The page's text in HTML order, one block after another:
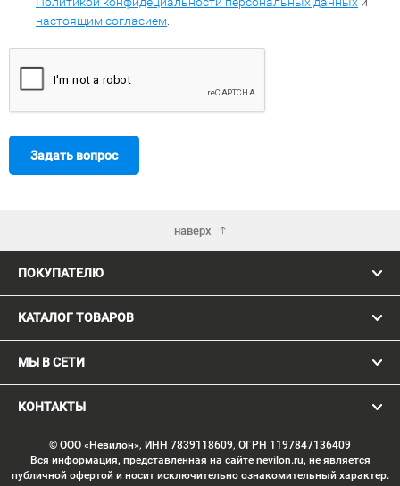
настоящим согласием
Задать вопрос
наверх
ПОКУПАТЕЛЮ
КАТАЛОГ ТОВАРОВ
МЫ В СЕТИ
КОНТАКТЫ
© ООО «Невилон», ИНН 7839118609, ОГРН 1197847136409
Вся информация, представленная на сайте nevilon.ru, не является
публичной офертой и носит исключительно ознакомительный характер.